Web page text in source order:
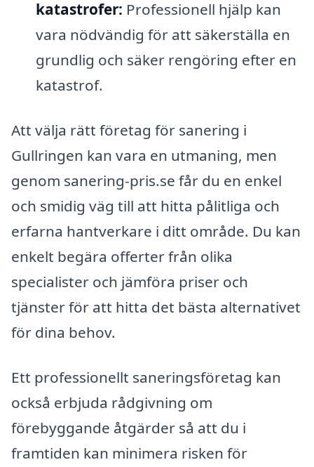
katastrofer: Professionell hjälp kan
vara nödvändig för att säkerställa en
grundlig och säker rengöring efter en
katastrof.
Att välja rätt företag för sanering i
Gullringen kan vara en utmaning, men
genom sanering-pris.se får du en enkel
och smidig väg till att hitta pålitliga och
erfarna hantverkare i ditt område. Du kan
enkelt begära offerter från olika
specialister och jämföra priser och
tjänster för att hitta det bästa alternativet
för dina behov.
Ett professionellt saneringsföretag kan
också erbjuda rådgivning om
förebyggande åtgärder så att du i
framtiden kan minimera risken för